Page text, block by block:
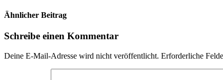
Ähnlicher Beitrag
Schreibe einen Kommentar
Deine E-Mail-Adresse wird nicht veröffentlicht. Erforderliche